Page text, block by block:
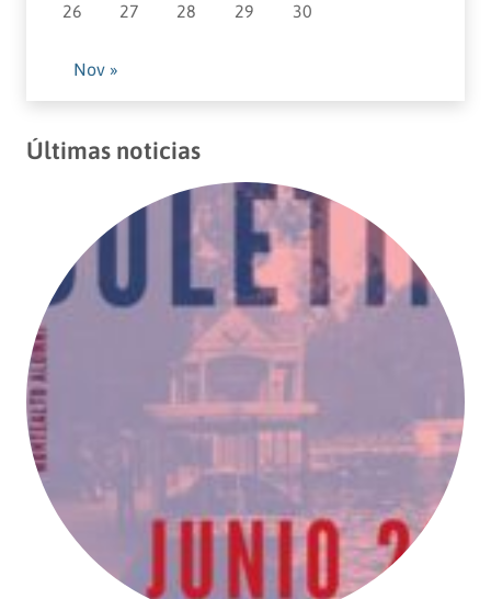
26
27 28 29 30
Nov »
Últimas noticias